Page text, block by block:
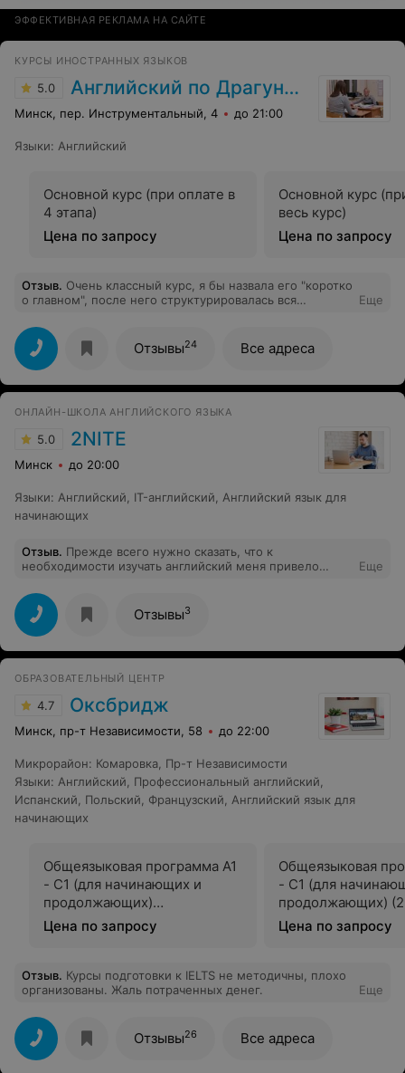
ЭФФЕКТИВНАЯ РЕКЛАМА НА САЙТЕ
КУРСЫ ИНОСТРАННЫХ ЯЗЫКОВ
5.0 Английский по Драгункину
Минск, пер. Инструментальный, 4 до 21:00
Языки: Английский
Основной курс (при оплате в
4 этапа)
Цена по запросу
Основной курс
весь курс)
Цена по запросу
Отзыв. Очень классный курс, я бы назвала его "коротко
о главном", после него структурировалась вся
дальнейшие навыки. Рекомендую!!!!
Еще
Отзывы24 Все адреса
ОНЛАЙН-ШКОЛА АНГЛИЙСКОГО ЯЗЫКА
5.0 2NITE
Минск до 20:00
Языки: Английский IT-английский
Английский язык для
начинающих
Отзыв. Прежде всего нужно сказать, что к
необходимости изучать английский меня привело
совсем, но где то через пол года после занятий с
Инной, уже был в состоянии более менее читать
техническую документацию, что мне очень помогло в
изувечении программирования и дальнейшем
трудоустройстве. Уроки проходят в онлайн формате,
время, то я думаю, что Вас с удовольствием нагрузят
под завязку и вы будите учиться ровно в том темпе, как
вам удобно. В тоже время, если что то не получается,
то "паровоз" дальше не поедет, пока не будут
устранены все пробелы. Так что, если хотите изучать
попали куда надо.
Еще
Отзывы3
ОБРАЗОВАТЕЛЬНЫЙ ЦЕНТР
4.7 Оксбридж
Минск, пр-т Независимости, 58 до 22:00
Микрорайон: Комаровка Пр-т Независимости
Языки: Английский Профессиональный английский
Испанский
Польский Французский
Английский язык для
начинающих
Общеязыковая программа А1
- С1 (для начинающих и
продолжающих)
(индивидуально)
Цена по запросу
Общеязыковая
- С1 (для
продолжающих)
Цена по запросу
Отзыв. Курсы подготовки к IELTS не методичны, плохо
организованы. Жаль потраченных денег.
Еще
Отзывы26 Все адреса